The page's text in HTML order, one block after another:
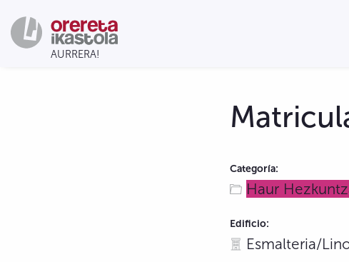
Categoría:
Haur
Edificio:
Esmalteria/